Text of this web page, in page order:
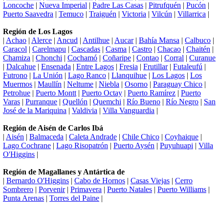
Loncoche | Nueva Imperial | Padre Las Casas | Pitrufquén | Pucón |
Puerto Saavedra | Temuco | Traiguén | Victoria | Vilcún | Villarrica |
Región de Los Lagos
| Achao | Alerce | Ancud | Antilhue | Aucar| Bahía Mansa | Calbuco |
Caracol | Carelmapu | Cascadas | Casma | Castro | Chacao | Chaitén |
Chamiza | Chonchi | Cochamó | Coñaripe | Contao | Corral | Curanue
| Dalcahue | Ensenada | Entre Lagos | Fresia | Frutillar| Futaleufú |
Futrono | La Unión | Lago Ranco | Llanquihue | Los Lagos | Los
Muermos | Maullín | Neltume | Niebla | Osorno | Paraguay Chico |
Petrohue | Puerto Montt | Puerto Octay | Puerto Ramírez | Puerto
Varas | Purranque | Quellón | Quemchi | Río Bueno | Río Negro | San
José de la Mariquina | Valdivia | Villa Vanguardia |
Región de Aisén de Carlos Ibá
| Aisén | Balmaceda | Caleta Andrade | Chile Chico | Coyhaique |
Lago Cochrane | Lago Risopatrón | Puerto Aysén | Puyuhuapi | Villa
O'Higgins |
Región de Magallanes y Antártica de
| Bernardo O'Higgins | Cabo de Hornos | Casas Viejas | Cerro
Sombrero | Porvenir| Primavera | Puerto Natales | Puerto Williams |
Punta Arenas | Torres del Paine |